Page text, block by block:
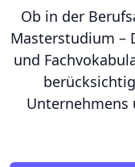
Ob in der
Masterstudium –
und
Unternehmens